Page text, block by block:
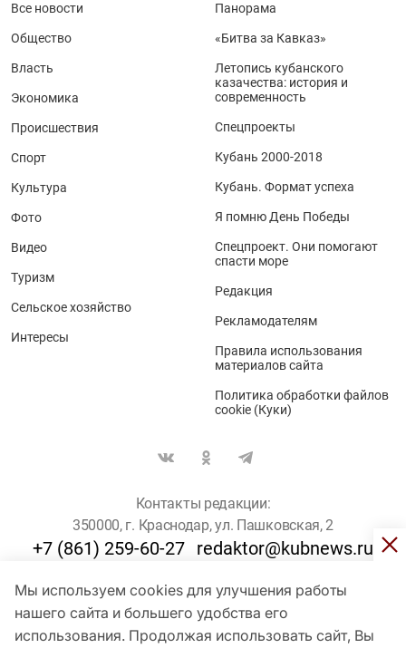
Мы используем cookies для улучшения работы
нашего сайта и большего удобства его
использования. Продолжая использовать сайт, Вы
Все новости
Общество
Власть
Экономика
Происшествия
Спорт
Культура
Фото
Видео
Туризм
Сельское хозяйство
Интересы
Панорама
«Битва за Кавказ»
Летопись кубанского
казачества: история и
современность
Спецпроекты
Кубань 2000-2018
Кубань. Формат успеха
Я помню День Победы
Спецпроект. Они помогают
спасти море
Редакция
Рекламодателям
Правила использования
материалов сайта
Политика обработки файлов
cookie (Куки)
Контакты редакции:
350000, г. Краснодар, ул. Пашковская, 2
+7 (861) 259-60-27 redaktor@kubnews.ru
Для пользователей старше 16 лет
© Кубанские Новости, 2017